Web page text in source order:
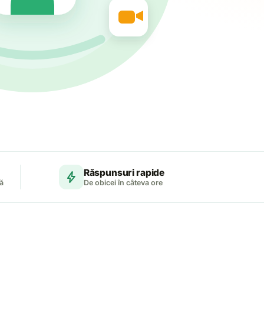
bolt Răspunsuri rapide
De obicei în câteva ore